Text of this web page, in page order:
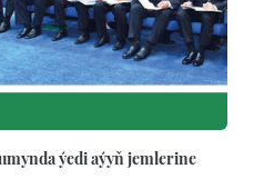
ýedi aýyň jemlerine